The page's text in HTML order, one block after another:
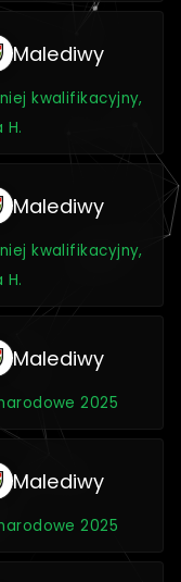
Malediwy
kwalifikacyjny,
H.
Malediwy
kwalifikacyjny,
H.
Malediwy
2025
Malediwy
2025